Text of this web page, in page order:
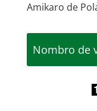
Amikaro de
Nombro de